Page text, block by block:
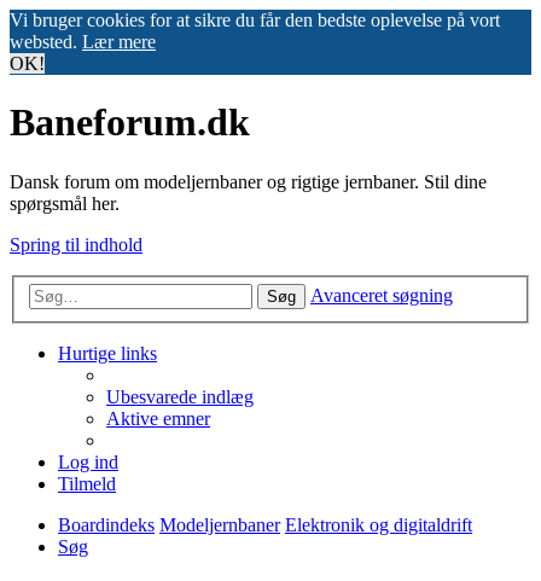
Vi bruger cookies for at sikre du får den bedste oplevelse på vort
websted. Lær mere
OK!
Baneforum.dk
Dansk forum om modeljernbaner og rigtige jernbaner. Stil dine
spørgsmål her.
Spring til indhold
Søg Avanceret søgning
Hurtige links
Ubesvarede indlæg
Aktive emner
Log ind
Tilmeld
Boardindeks Modeljernbaner Elektronik og digitaldrift
Søg